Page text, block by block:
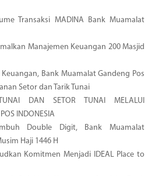
Transaksi MADINA Bank Muamalat
Manajemen Keuangan 200 Masjid
Keuangan, Bank Muamalat Gandeng Pos
Setor dan Tarik Tunai
DAN SETOR TUNAI MELALUI
INDONESIA
Double Digit, Bank Muamalat
Haji 1446 H
Komitmen Menjadi IDEAL Place to